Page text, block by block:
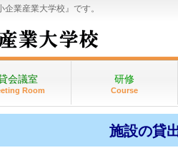
業産業大学校』です。
施設の貸
会議室
Room
研修
Course